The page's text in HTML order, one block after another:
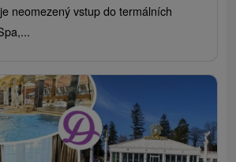
neomezený vstup do termálních